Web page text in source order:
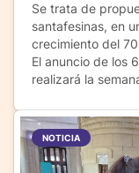
Se trata de
santafesinas, en
crecimiento del
El anuncio de los
realizará la
NOTICIA